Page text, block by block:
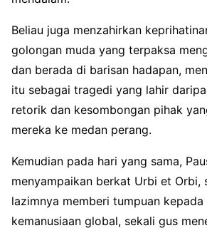
Beliau juga menzahirkan
golongan muda yang terpaksa
dan berada di barisan hadapan,
itu sebagai tragedi yang lahir
retorik dan kesombongan pihak
mereka ke medan perang.
Kemudian pada hari yang sama,
menyampaikan berkat Urbi et Orbi,
lazimnya memberi tumpuan
kemanusiaan global, sekali gus